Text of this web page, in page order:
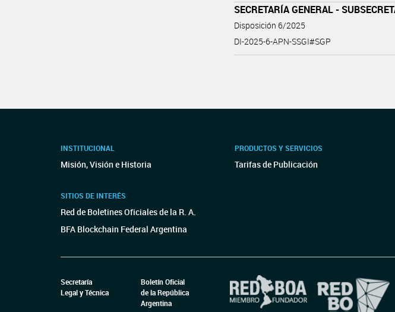
SECRETARÍA GENERAL -
Disposición 6/2025
DI-2025-6-APN-SSGI#SGP
INSTITUCIONAL
Misión, Visión e Historia
SITIOS DE INTERÉS
Red de Boletines Oficiales de la R. A.
BFA Blockchain Federal Argentina
PRODUCTOS Y SERVICIOS
Tarifas de Publicación
Secretaría
Legal y Técnica
Boletín Oficial
de la República
Argentina